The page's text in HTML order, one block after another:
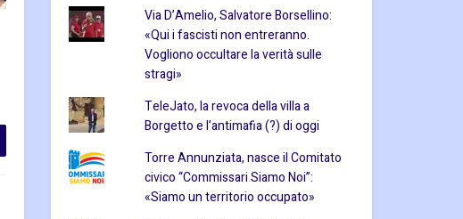
Via D’Amelio, Salvatore Borsellino:
«Qui i fascisti non entreranno.
Vogliono occultare la verità sulle
stragi»
TeleJato, la revoca della villa a
Borgetto e l’antimafia (?) di oggi
Torre Annunziata, nasce il Comitato
civico “Commissari Siamo Noi”:
«Siamo un territorio occupato»